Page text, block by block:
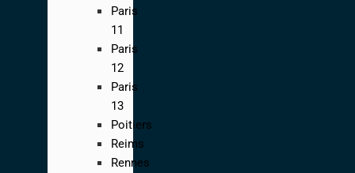
Paris
11
Paris
12
Paris
13
Poitiers
Reims
Rennes